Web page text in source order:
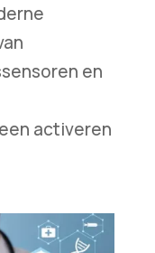
en
activeren